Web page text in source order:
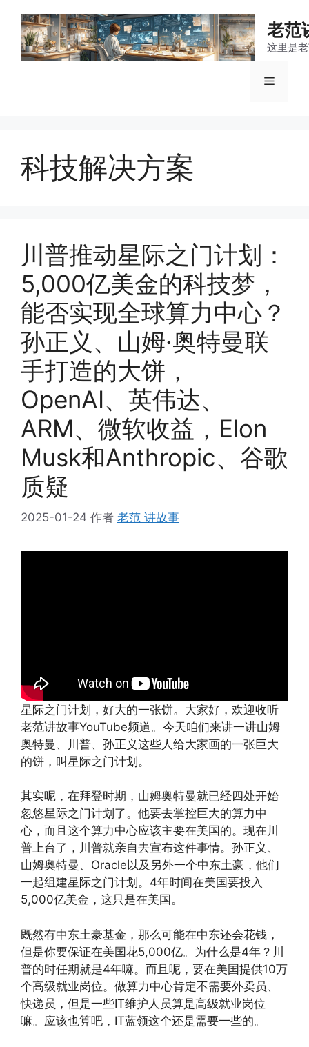
老范
这里是
菜
科技解决方案
川普推动星际之门计划：
5,000亿美金的科技梦，
能否实现全球算力中心？
孙正义、山姆·奥特曼联
手打造的大饼，
OpenAI、英伟达、
ARM、微软收益，Elon
Musk和Anthropic、谷歌
质疑
2025-01-24 作者 老范 讲故事
星际之门计划，好大的一张饼。大家好，欢迎收听
老范讲故事YouTube频道。今天咱们来讲一讲山姆
奥特曼、川普、孙正义这些人给大家画的一张巨大
的饼，叫星际之门计划。
其实呢，在拜登时期，山姆奥特曼就已经四处开始
忽悠星际之门计划了。他要去掌控巨大的算力中
心，而且这个算力中心应该主要在美国的。现在川
普上台了，川普就亲自去宣布这件事情。孙正义、
山姆奥特曼、Oracle以及另外一个中东土豪，他们
一起组建星际之门计划。4年时间在美国要投入
5,000亿美金，这只是在美国。
既然有中东土豪基金，那么可能在中东还会花钱，
但是你要保证在美国花5,000亿。为什么是4年？川
普的时任期就是4年嘛。而且呢，要在美国提供10万
个高级就业岗位。做算力中心肯定不需要外卖员、
快递员，但是一些IT维护人员算是高级就业岗位
嘛。应该也算吧，IT蓝领这个还是需要一些的。